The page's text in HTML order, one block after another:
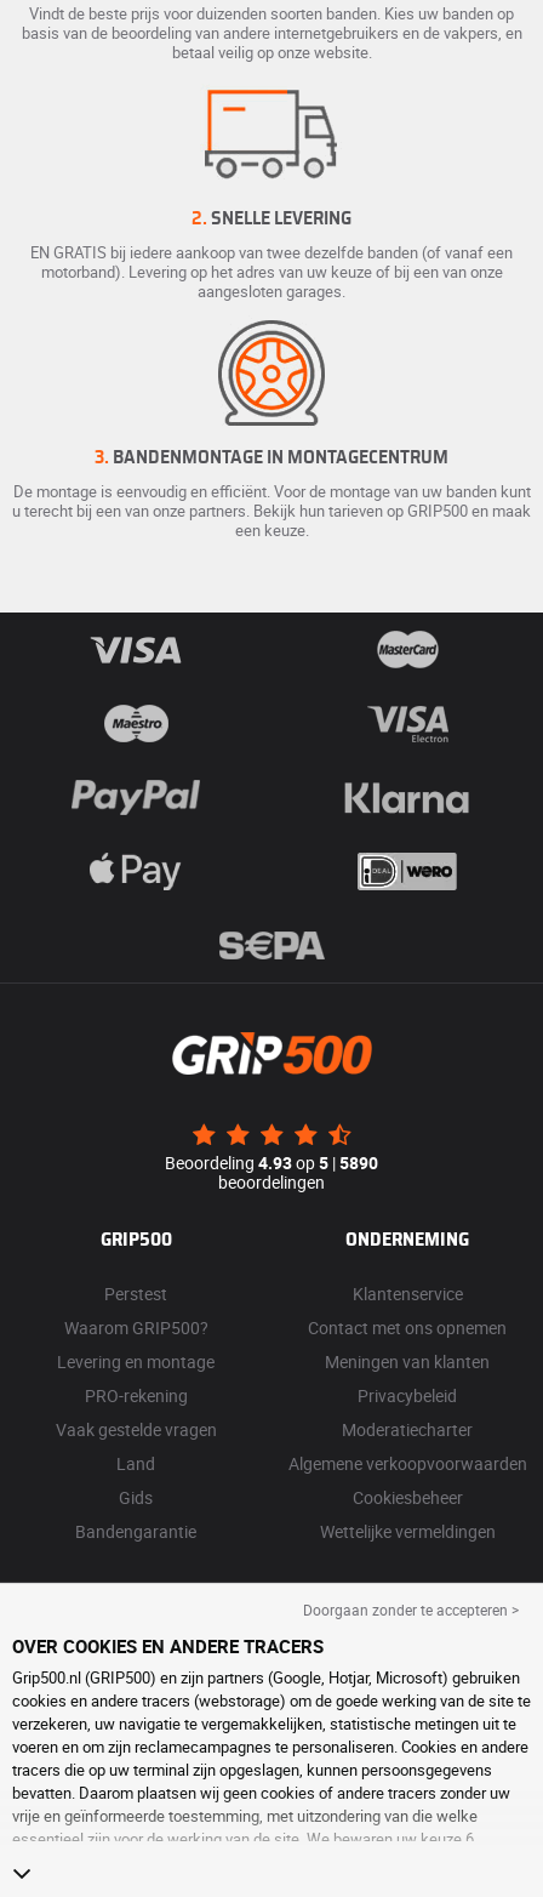
Vindt de beste prijs voor duizenden soorten banden. Kies uw banden op
basis van de beoordeling van andere internetgebruikers en de vakpers, en
betaal veilig op onze website.
2. SNELLE LEVERING
EN GRATIS bij iedere aankoop van twee dezelfde banden (of vanaf een
motorband). Levering op het adres van uw keuze of bij een van onze
aangesloten garages.
3. BANDENMONTAGE IN MONTAGECENTRUM
De montage is eenvoudig en efficiënt. Voor de montage van uw banden kunt
u terecht bij een van onze partners. Bekijk hun tarieven op GRIP500 en maak
een keuze.
Beoordeling 4.93op5 |5890
beoordelingen
GRIP500
Perstest
Waarom GRIP500?
Levering en montage
PRO-rekening
Vaak gestelde vragen
Land
Gids
Bandengarantie
ONDERNEMING
Klantenservice
Contact met ons opnemen
Meningen van klanten
Privacybeleid
Moderatiecharter
Algemene verkoopvoorwaarden
Cookiesbeheer
Wettelijke vermeldingen
Doorgaan zonder te accepteren >
OVER COOKIES EN ANDERE TRACERS
Grip500.nl (GRIP500) en zijn partners (Google, Hotjar, Microsoft) gebruiken
cookies en andere tracers (webstorage) om de goede werking van de site te
verzekeren, uw navigatie te vergemakkelijken, statistische metingen uit te
voeren en om zijn reclamecampagnes te personaliseren. Cookies en andere
tracers die op uw terminal zijn opgeslagen, kunnen persoonsgegevens
bevatten. Daarom plaatsen wij geen cookies of andere tracers zonder uw
vrije en geïnformeerde toestemming, met uitzondering van die welke
essentieel zijn voor de werking van de site. We bewaren uw keuze 6
pagina over